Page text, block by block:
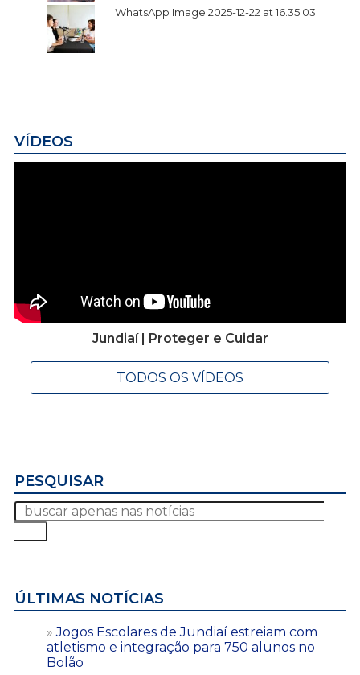
WhatsApp Image 2025-12-22 at 16.35.03
VÍDEOS
Jundiaí | Proteger e Cuidar
TODOS OS VÍDEOS
PESQUISAR
ÚLTIMAS NOTÍCIAS
Jogos Escolares de Jundiaí estreiam com
atletismo e integração para 750 alunos no
Bolão